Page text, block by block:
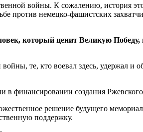
войны. К сожалению, история
против немецко-фашистских
который ценит Великую Победу,
те, кто воевал здесь, удержал и
в финансировании создания
решение будущего
поддержку.